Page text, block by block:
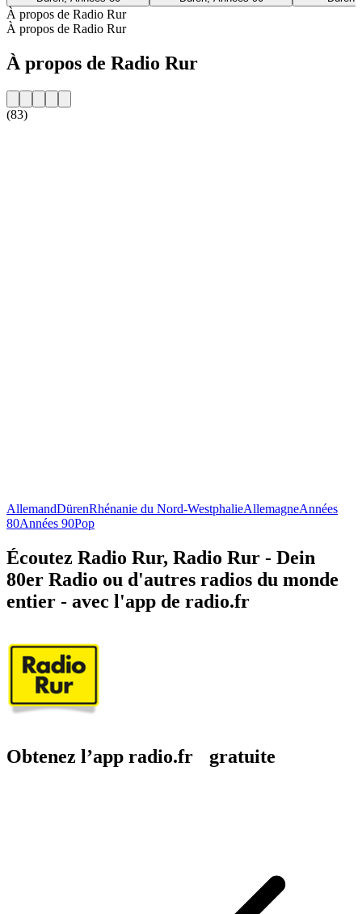
À propos de Radio Rur
À propos de Radio Rur
À propos de Radio Rur
(83)
AllemandDürenRhénanie du Nord-WestphalieAllemagneAnnées
80Années 90Pop
Écoutez Radio Rur, Radio Rur - Dein
80er Radio ou d'autres radios du monde
entier - avec l'app de radio.fr
Obtenez l’app radio.fr gratuite